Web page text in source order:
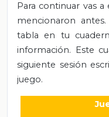
Para continuar vas
mencionaron
tabla en tu
información. Este
siguiente sesión
juego.